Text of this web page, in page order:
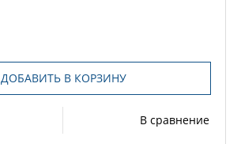
ДОБАВИТЬ В КОРЗИНУ
В сравнение